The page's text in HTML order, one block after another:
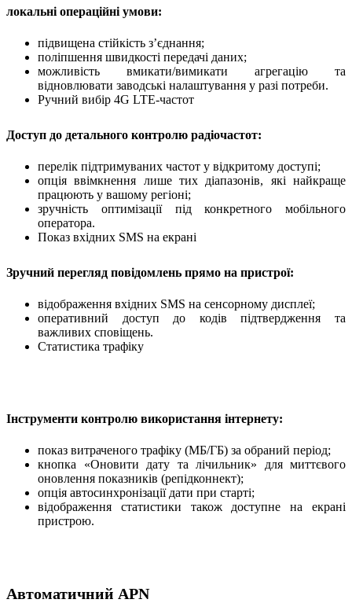
локальні операційні умови:
підвищена стійкість з’єднання;
поліпшення швидкості передачі даних;
можливість вмикати/вимикати агрегацію та
відновлювати заводські налаштування у разі потреби.
Ручний вибір 4G LTE-частот
Доступ до детального контролю радіочастот:
перелік підтримуваних частот у відкритому доступі;
опція ввімкнення лише тих діапазонів, які найкраще
працюють у вашому регіоні;
зручність оптимізації під конкретного мобільного
оператора.
Показ вхідних SMS на екрані
Зручний перегляд повідомлень прямо на пристрої:
відображення вхідних SMS на сенсорному дисплеї;
оперативний доступ до кодів підтвердження та
важливих сповіщень.
Статистика трафіку
Інструменти контролю використання інтернету:
показ витраченого трафіку (МБ/ГБ) за обраний період;
кнопка «Оновити дату та лічильник» для миттєвого
оновлення показників (репідконнект);
опція автосинхронізації дати при старті;
відображення статистики також доступне на екрані
пристрою.
Автоматичний APN